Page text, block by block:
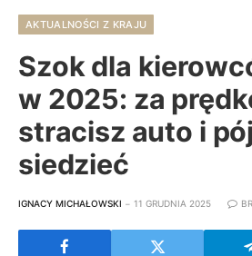
AKTUALNOŚCI Z KRAJU
Szok dla
w 2025: za
stracisz auto i
siedzieć
IGNACY MICHAŁOWSKI 11 GRUDNIA 2025